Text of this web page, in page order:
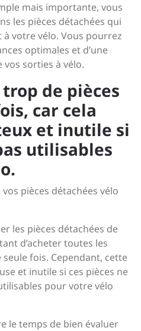
mais importante, vous
les pièces détachées qui
votre vélo. Vous pourrez
optimales et d’une
sorties à vélo.
trop de pièces
car cela
et inutile si
utilisables
pièces détachées vélo
les pièces détachées de
d’acheter toutes les
fois. Cependant, cette
et inutile si ces pièces ne
pour votre vélo
le temps de bien évaluer